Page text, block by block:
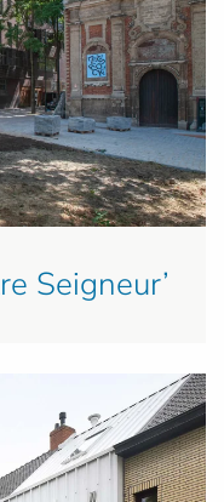
Seigneur’